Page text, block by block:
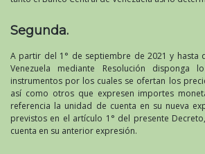
Segunda.
A partir del 1° de septiembre de 2021 y hasta
Venezuela mediante Resolución disponga
instrumentos por los cuales se ofertan los
así como otros que expresen importes
referencia la unidad de cuenta en su nueva
previstos en el artículo 1° del presente
cuenta en su anterior expresión.